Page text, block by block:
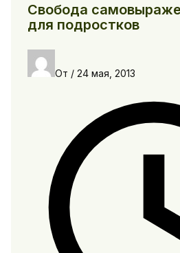
Свобода
для подростков
От / 24 мая, 2013